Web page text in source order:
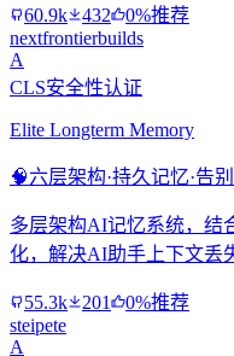
60.9k 432
0%推荐
nextfrontierbuilds
A
CLS安全性认证
Elite Longterm Memory
🧠六层架构·持久记忆·告
多层架构AI记忆系统，结
化，解决AI助手上下文丢
55.3k 201
0%推荐
steipete
A